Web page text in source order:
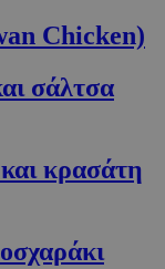
Chicken)
σάλτσα
κρασάτη